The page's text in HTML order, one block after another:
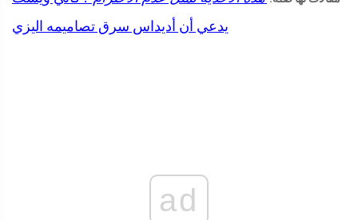
يدعي أن أديداس سرق تصاميمه اليزي
ad